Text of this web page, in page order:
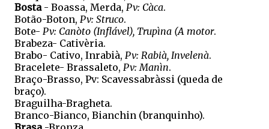
Bosta- Boassa, Merda, Pv: Càca.
Botão-Boton, Pv: Struco.
Bote- Pv: Canòto (Inflável), Trupìna (A motor.
Brabeza- Cativèria.
Brabo- Cativo, Inrabià, Pv: Rabià, Invelenà.
Bracelete- Brassaleto, Pv: Manìn.
Braço-Brasso, Pv: Scavessabràssi (queda de
braço).
Braguilha-Bragheta.
Branco-Bianco, Bianchin (branquinho).